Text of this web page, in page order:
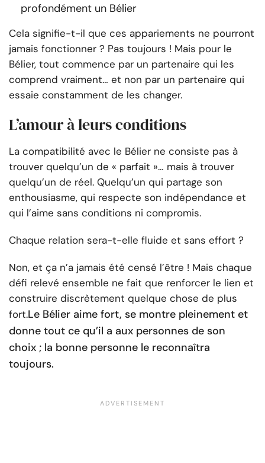
profondément un Bélier
Cela signifie-t-il que ces appariements ne pourront
jamais fonctionner ? Pas toujours ! Mais pour le
Bélier, tout commence par un partenaire qui les
comprend vraiment… et non par un partenaire qui
essaie constamment de les changer.
L’amour à leurs conditions
La compatibilité avec le Bélier ne consiste pas à
trouver quelqu’un de « parfait »… mais à trouver
quelqu’un de réel. Quelqu’un qui partage son
enthousiasme, qui respecte son indépendance et
qui l’aime sans conditions ni compromis.
Chaque relation sera-t-elle fluide et sans effort ?
Non, et ça n’a jamais été censé l’être ! Mais chaque
défi relevé ensemble ne fait que renforcer le lien et
construire discrètement quelque chose de plus
fort.Le Bélier aime fort, se montre pleinement et
donne tout ce qu’il a aux personnes de son
choix ; la bonne personne le reconnaîtra
toujours.